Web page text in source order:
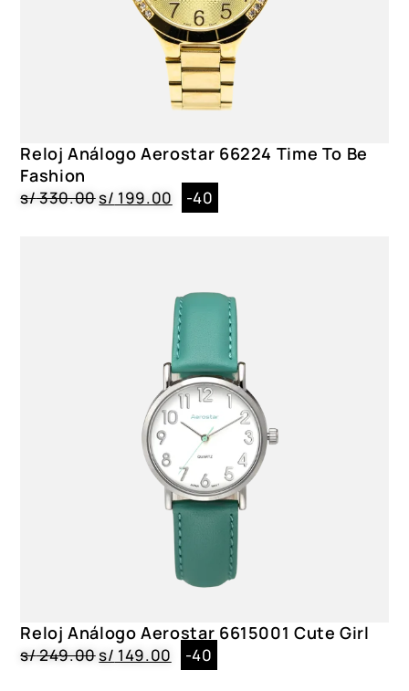
Reloj Análogo Aerostar 66224 Time To Be
Fashion
s/330.00s/ 199.00 -40
Reloj Análogo Aerostar 6615001 Cute Girl
s/249.00s/ 149.00 -40